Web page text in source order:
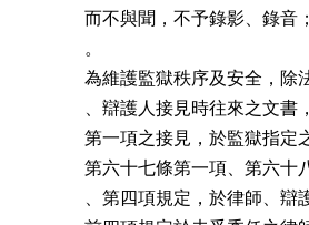
而不與聞，不予錄影、錄音
。
為維護監獄秩序及安全，除
、辯護人接見時往來之文書
第一項之接見，於監獄指定
第六十七條第一項、第六十
、第四項規定，於律師、辯